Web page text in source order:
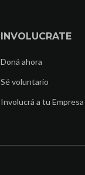
INVOLUCRATE
Doná ahora
Sé voluntario
Involucrá a tu Empresa